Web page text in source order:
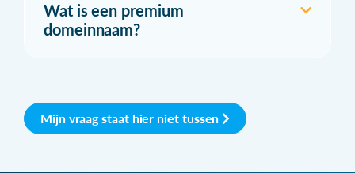
Wat is een premium
domeinnaam?
Mijn vraag staat hier niet tussen